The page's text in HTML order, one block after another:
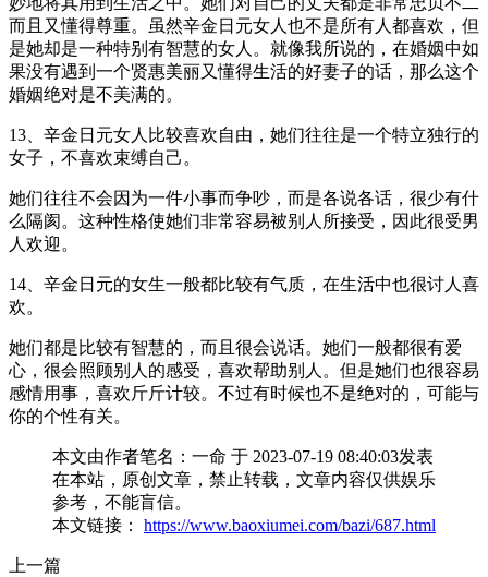
而且又懂得尊重。虽然辛金日元女人也不是所有人都喜欢，但
是她却是一种特别有智慧的女人。就像我所说的，在婚姻中如
果没有遇到一个贤惠美丽又懂得生活的好妻子的话，那么这个
婚姻绝对是不美满的。
13、辛金日元女人比较喜欢自由，她们往往是一个特立独行的
女子，不喜欢束缚自己。
她们往往不会因为一件小事而争吵，而是各说各话，很少有什
么隔阂。这种性格使她们非常容易被别人所接受，因此很受男
人欢迎。
14、辛金日元的女生一般都比较有气质，在生活中也很讨人喜
欢。
她们都是比较有智慧的，而且很会说话。她们一般都很有爱
心，很会照顾别人的感受，喜欢帮助别人。但是她们也很容易
感情用事，喜欢斤斤计较。不过有时候也不是绝对的，可能与
你的个性有关。
本文由作者笔名：一命 于 2023-07-19 08:40:03发表
在本站，原创文章，禁止转载，文章内容仅供娱乐
参考，不能盲信。
本文链接： https://www.baoxiumei.com/bazi/687.html
上一篇